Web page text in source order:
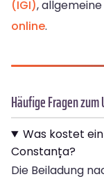
(IGI),
online.
Häufige Fragen
Was kostet
Constanța?
Die Beiladung